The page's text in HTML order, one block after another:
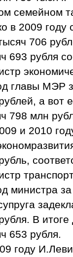
семейном
в 2009 году
706
693 рубля
главы МЭР
а вот
798 млн
и 2010
министра
В
653 рубля.
году